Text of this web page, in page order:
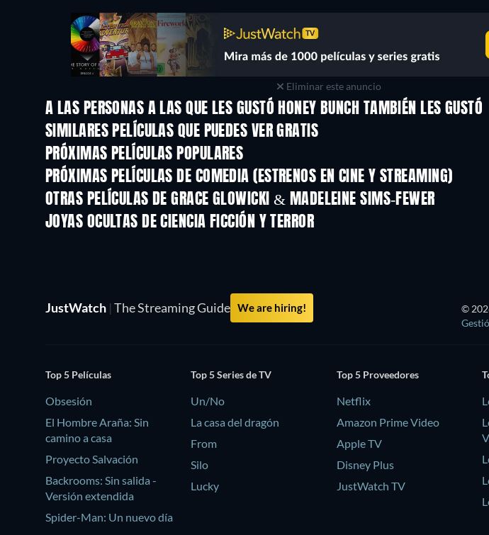
Eliminar este anuncio
A LAS PERSONAS A LAS QUE LES GUSTÓ HONEY BUNCH TAMBIÉN LES GUSTÓ
SIMILARES PELÍCULAS QUE PUEDES VER GRATIS
PRÓXIMAS PELÍCULAS POPULARES
PRÓXIMAS PELÍCULAS DE COMEDIA (ESTRENOS EN CINE Y STREAMING)
OTRAS PELÍCULAS DE GRACE GLOWICKI & MADELEINE SIMS-FEWER
JOYAS OCULTAS DE CIENCIA FICCIÓN Y TERROR
JustWatch | The Streaming Guide We are hiring! ©
Top 5 Películas
Obsesión
El Hombre Araña: Sin
camino a casa
Proyecto Salvación
Backrooms: Sin salida -
Versión extendida
Spider-Man: Un nuevo día
Top 5 Series de TV
Un/No
La casa del dragón
From
Silo
Lucky
Top 5 Proveedores
Netflix
Amazon Prime Video
Apple TV
Disney Plus
JustWatch TV